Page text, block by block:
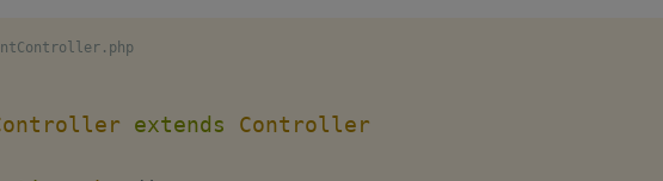
extends
Controller